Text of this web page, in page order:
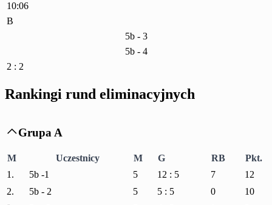
10:06
B
5b - 3
5b - 4
2 : 2
Rankingi rund eliminacyjnych
 Grupa A
M Uczestnicy M G RB
Pkt.
1.
5b -1 5 12 : 5 7
12
2.
5b - 2 5 5 : 5 0
10